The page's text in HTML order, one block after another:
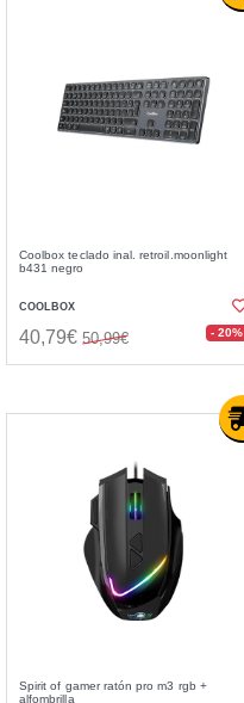
Coolbox teclado inal. retroil.moonlight
b431 negro
COOLBOX
40,79€ 50,99€ - 20%
Spirit of gamer ratón pro m3 rgb +
alfombrilla